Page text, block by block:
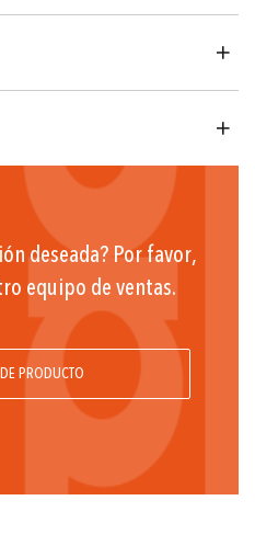
803-A (DIN43650-A);
m;
deseada? Por favor,
equipo de ventas.
PRODUCTO